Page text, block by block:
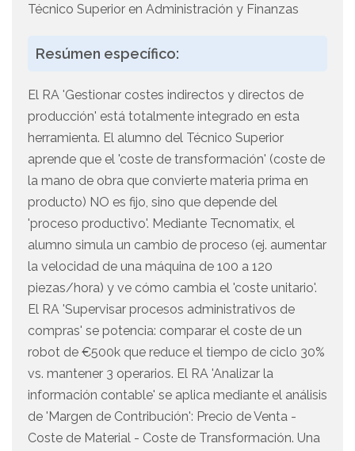
Técnico Superior en Administración y Finanzas
Resúmen específico:
El RA 'Gestionar costes indirectos y directos de
producción' está totalmente integrado en esta
herramienta. El alumno del Técnico Superior
aprende que el 'coste de transformación' (coste de
la mano de obra que convierte materia prima en
producto) NO es fijo, sino que depende del
'proceso productivo'. Mediante Tecnomatix, el
alumno simula un cambio de proceso (ej. aumentar
la velocidad de una máquina de 100 a 120
piezas/hora) y ve cómo cambia el 'coste unitario'.
El RA 'Supervisar procesos administrativos de
compras' se potencia: comparar el coste de un
robot de €500k que reduce el tiempo de ciclo 30%
vs. mantener 3 operarios. El RA 'Analizar la
información contable' se aplica mediante el análisis
de 'Margen de Contribución': Precio de Venta -
Coste de Material - Coste de Transformación. Una